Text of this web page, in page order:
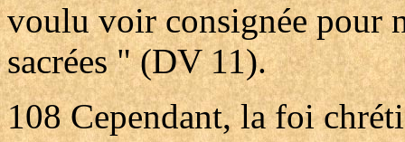
voulu voir consignée pour
sacrées " (DV 11).
108 Cependant, la foi